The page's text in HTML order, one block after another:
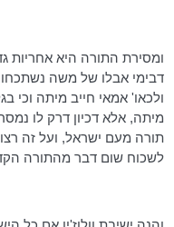
ומסירת התורה היא אחריות
דבימי אבלו של משה נשתכחו
ולכאו'אמאי חייב מיתה וכי
מיתה, אלאדכיון דרק לו
תורה מעם ישראל, ועל זה רצו
לשכוח שום דבר מהתורה